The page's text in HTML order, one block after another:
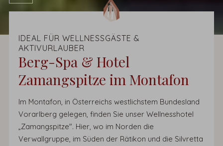
IDEAL FÜR WELLNESSGÄSTE &
AKTIVURLAUBER
Berg-Spa & Hotel
Zamangspitze im Montafon
Im Montafon, in Österreichs westlichstem Bundesland
Vorarlberg gelegen, finden Sie unser Wellnesshotel
„Zamangspitze". Hier, wo im Norden die
Verwallgruppe, im Süden der Rätikon und die Silvretta